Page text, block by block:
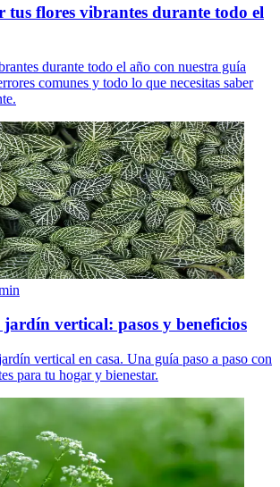
tus flores vibrantes durante todo el
durante todo el año con nuestra guía
comunes y todo lo que necesitas saber
vertical: pasos y beneficios
vertical en casa. Una guía paso a paso con
para tu hogar y bienestar.